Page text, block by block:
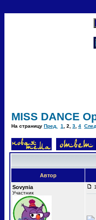
MISS DANCE
На страницу Пред. 1 2 3 4 След.
Автор
Sovynia
Участник